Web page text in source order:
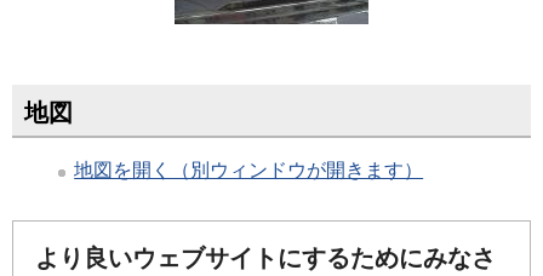
地図
地図を開く（別ウィンドウが開きます）
より良いウェブサイトにするためにみなさ